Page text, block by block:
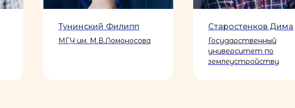
Тунинский Филипп
МГУ им. М.В.Ломоносова
Старостенков Дима
Государственный
университет по
землеустройству